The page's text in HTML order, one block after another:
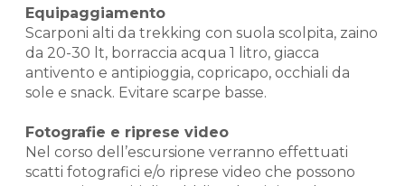
Equipaggiamento
Scarponi alti da trekking con suola scolpita, zaino
da 20-30 lt, borraccia acqua 1 litro, giacca
antivento e antipioggia, copricapo, occhiali da
sole e snack. Evitare scarpe basse.
Fotografie e riprese video
Nel corso dell’escursione verranno effettuati
scatti fotografici e/o riprese video che possono